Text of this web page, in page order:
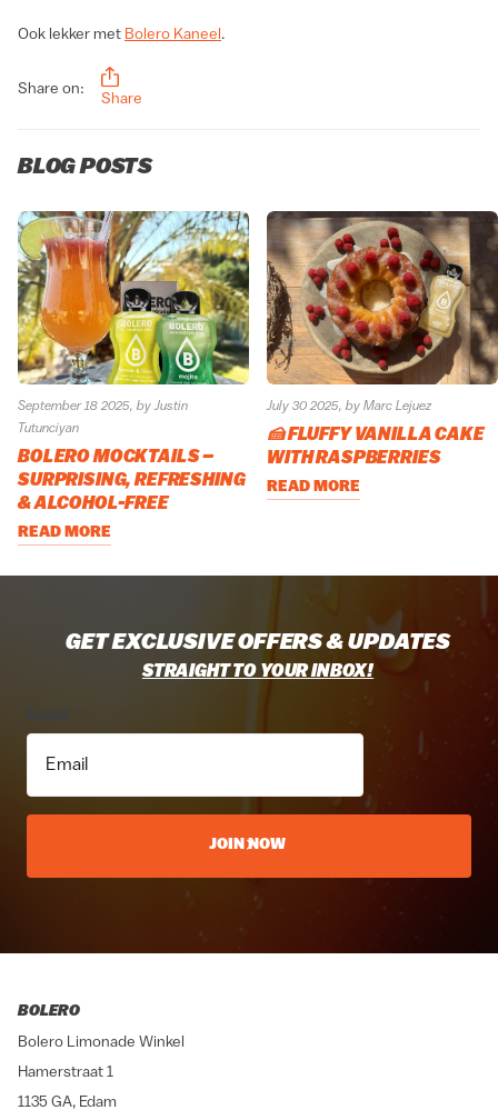
Ook lekker met Bolero Kaneel .
Share on:
Share
BLOG POSTS
September 18 2025, by Justin
Tutunciyan
BOLERO MOCKTAILS –
SURPRISING, REFRESHING
& ALCOHOL-FREE
READ MORE
July 30 2025, by Marc Lejuez
🍰 FLUFFY VANILLA CAKE
WITH RASPBERRIES
READ MORE
GET EXCLUSIVE OFFERS & UPDATES
STRAIGHT TO YOUR INBOX!
JOIN NOW
BOLERO
Bolero Limonade Winkel
Hamerstraat 1
1135 GA, Edam